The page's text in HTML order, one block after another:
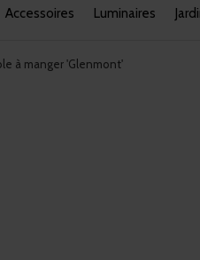
Accessoires Luminaires
à manger 'Glenmont'